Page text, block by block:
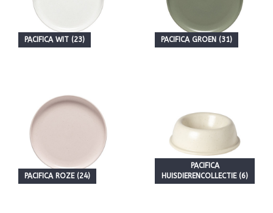
PACIFICA WIT (23) PACIFICA GROEN (31)
PACIFICA ROZE (24)
PACIFICA
HUISDIERENCOLLECTIE (6)